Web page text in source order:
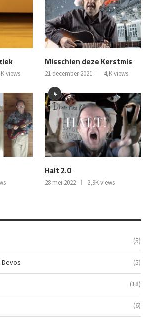
views
Misschien deze Kerstmis
21 december 2021 4,K views
4
Halt 2.0
28 mei 2022 2,9K views
(5)
(5)
(18)
(6)